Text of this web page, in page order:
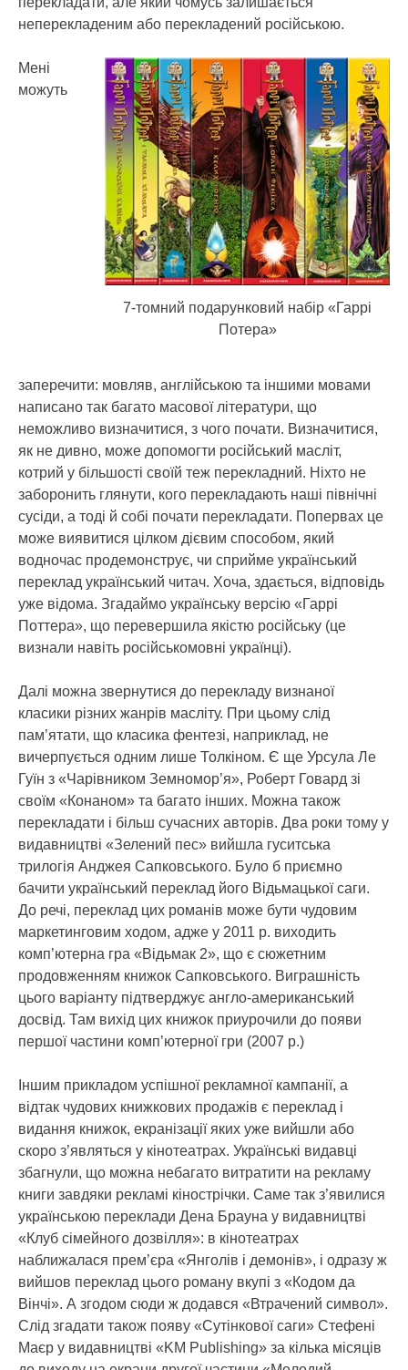
неперекладеним або перекладений російською.
7-томний подарунковий набір «Гаррі
Потера»
Мені
можуть
заперечити: мовляв, англійською та іншими мовами
написано так багато масової літератури, що
неможливо визначитися, з чого почати. Визначитися,
як не дивно, може допомогти російський масліт,
котрий у більшості своїй теж перекладний. Ніхто не
заборонить глянути, кого перекладають наші північні
сусіди, а тоді й собі почати перекладати. Попервах це
може виявитися цілком дієвим способом, який
водночас продемонструє, чи сприйме український
переклад український читач. Хоча, здається, відповідь
уже відома. Згадаймо українську версію «Гаррі
Поттера», що перевершила якістю російську (це
визнали навіть російськомовні українці).
Далі можна звернутися до перекладу визнаної
класики різних жанрів масліту. При цьому слід
пам’ятати, що класика фентезі, наприклад, не
вичерпується одним лише Толкіном. Є ще Урсула Ле
Гуїн з «Чарівником Земномор’я», Роберт Говард зі
своїм «Конаном» та багато інших. Можна також
перекладати і більш сучасних авторів. Два роки тому у
видавництві «Зелений пес» вийшла гуситська
трилогія Анджея Сапковського. Було б приємно
бачити український переклад його Відьмацької саги.
До речі, переклад цих романів може бути чудовим
маркетинговим ходом, адже у 2011 р. виходить
комп’ютерна гра «Відьмак 2», що є сюжетним
продовженням книжок Сапковського. Виграшність
цього варіанту підтверджує англо-американський
досвід. Там вихід цих книжок приурочили до появи
першої частини комп’ютерної гри (2007 р.)
Іншим прикладом успішної рекламної кампанії, а
відтак чудових книжкових продажів є переклад і
видання книжок, екранізації яких уже вийшли або
скоро з’являться у кінотеатрах. Українські видавці
збагнули, що можна небагато витратити на рекламу
книги завдяки рекламі кінострічки. Саме так з’явилися
українською переклади Дена Брауна у видавництві
«Клуб сімейного дозвілля»: в кінотеатрах
наближалася прем’єра «Янголів і демонів», і одразу ж
вийшов переклад цього роману вкупі з «Кодом да
Вінчі». А згодом сюди ж додався «Втрачений символ».
Слід згадати також появу «Сутінкової саги» Стефені
Маєр у видавництві «KM Publishing» за кілька місяців